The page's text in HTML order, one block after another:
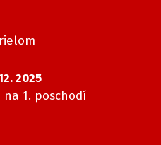
2025
na 1. poschodí